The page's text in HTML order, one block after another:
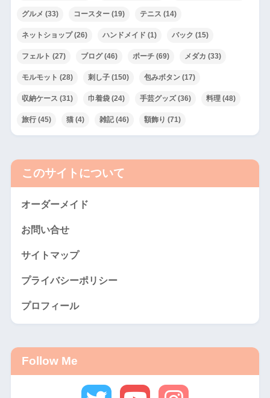
グルメ (33) コースター(19) テニス (14)
ネットショップ(26) ハンドメイド (1) バック (15)
フェルト (27) ブログ(46) ポーチ(69) メダカ (33)
モルモット (28) 刺し子(150) 包みボタン(17)
収納ケース (31) 巾着袋(24) 手芸グッズ(36) 料理(48)
旅行(45) 猫(4) 雑記(46) 額飾り (71)
このサイトについて
オーダーメイド
お問い合せ
サイトマップ
プライバシーポリシー
プロフィール
Follow Me